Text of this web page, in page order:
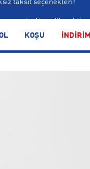
taksit seçenekleri!
KOŞU İNDİRİM